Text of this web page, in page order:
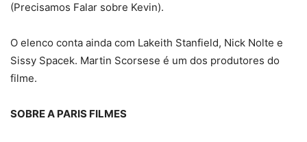
(Precisamos Falar sobre Kevin).
O elenco conta ainda com Lakeith Stanfield, Nick Nolte e
Sissy Spacek. Martin Scorsese é um dos produtores do
filme.
SOBRE A PARIS FILMES